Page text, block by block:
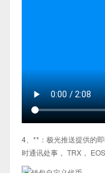
4、**：极光推送提供的
时通讯处事， TRX， EOS